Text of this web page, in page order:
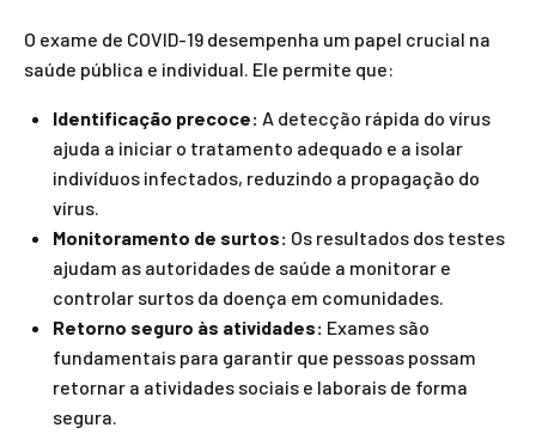
O exame de COVID-19 desempenha um papel crucial na
saúde pública e individual. Ele permite que:
Identificação precoce: A detecção rápida do vírus
ajuda a iniciar o tratamento adequado e a isolar
indivíduos infectados, reduzindo a propagação do
vírus.
Monitoramento de surtos: Os resultados dos testes
ajudam as autoridades de saúde a monitorar e
controlar surtos da doença em comunidades.
Retorno seguro às atividades: Exames são
fundamentais para garantir que pessoas possam
retornar a atividades sociais e laborais de forma
segura.